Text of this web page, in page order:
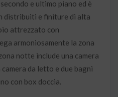
e ultimo piano ed è
distribuiti e finiture di alta
attrezzato con
armoniosamente la zona
notte include una camera
da letto e due bagni
con box doccia.